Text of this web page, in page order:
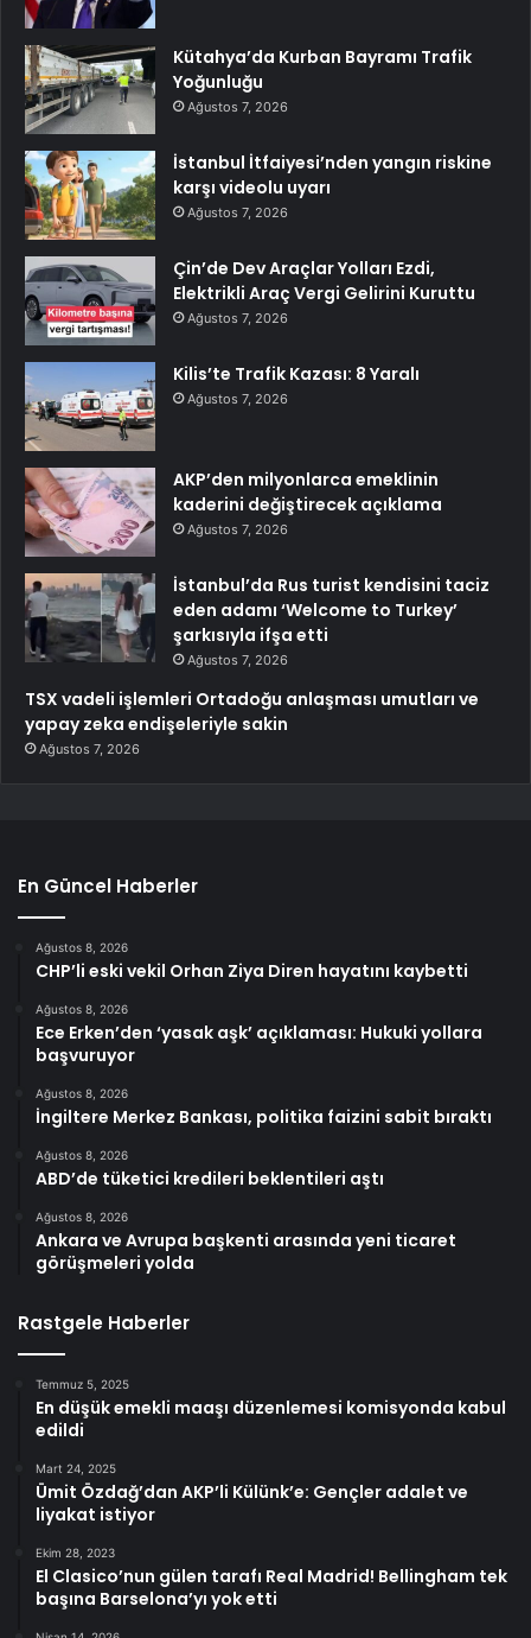
Kütahya’da Kurban Bayramı Trafik
Yoğunluğu
Ağustos 7, 2026
İstanbul İtfaiyesi’nden yangın riskine
karşı videolu uyarı
Ağustos 7, 2026
Çin’de Dev Araçlar Yolları Ezdi,
Elektrikli Araç Vergi Gelirini Kuruttu
Ağustos 7, 2026
Kilis’te Trafik Kazası: 8 Yaralı
Ağustos 7, 2026
AKP’den milyonlarca emeklinin
kaderini değiştirecek açıklama
Ağustos 7, 2026
İstanbul’da Rus turist kendisini taciz
eden adamı ‘Welcome to Turkey’
şarkısıyla ifşa etti
Ağustos 7, 2026
TSX vadeli işlemleri Ortadoğu anlaşması umutları ve
yapay zeka endişeleriyle sakin
Ağustos 7, 2026
En Güncel Haberler
Ağustos 8, 2026
CHP’li eski vekil Orhan Ziya Diren hayatını kaybetti
Ağustos 8, 2026
Ece Erken’den ‘yasak aşk’ açıklaması: Hukuki yollara
başvuruyor
Ağustos 8, 2026
İngiltere Merkez Bankası, politika faizini sabit bıraktı
Ağustos 8, 2026
ABD’de tüketici kredileri beklentileri aştı
Ağustos 8, 2026
Ankara ve Avrupa başkenti arasında yeni ticaret
görüşmeleri yolda
Rastgele Haberler
Temmuz 5, 2025
En düşük emekli maaşı düzenlemesi komisyonda kabul
edildi
Mart 24, 2025
Ümit Özdağ’dan AKP’li Külünk’e: Gençler adalet ve
liyakat istiyor
Ekim 28, 2023
El Clasico’nun gülen tarafı Real Madrid! Bellingham tek
başına Barselona’yı yok etti